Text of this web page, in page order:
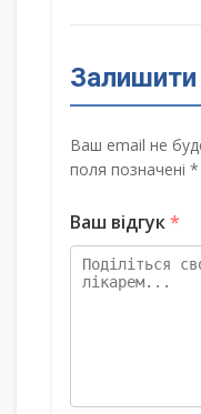
Залишити
Ваш email не
поля позначені *
Ваш відгук*